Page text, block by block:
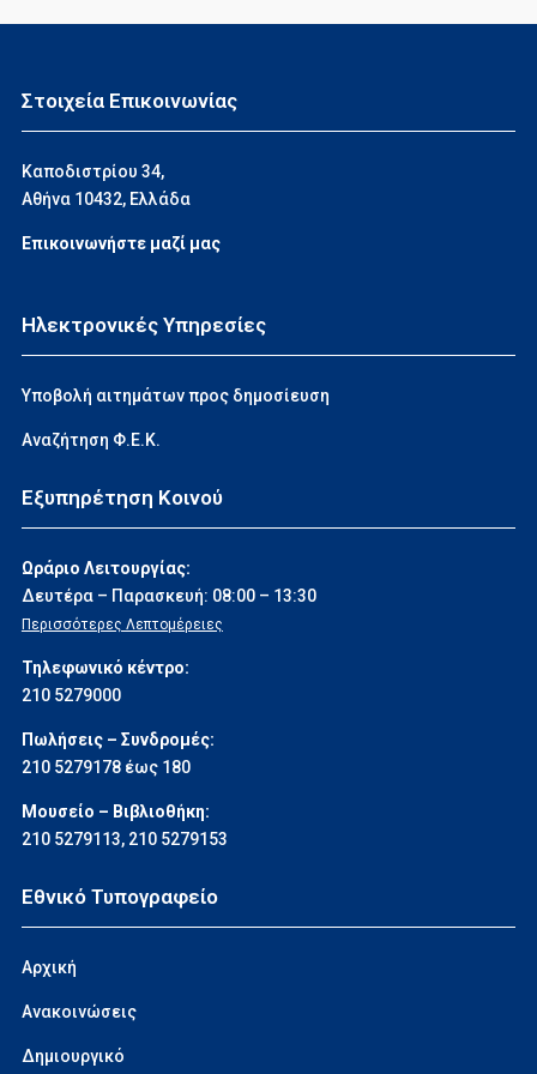
Στοιχεία Επικοινωνίας
Καποδιστρίου 34,
Αθήνα 10432, Ελλάδα
Επικοινωνήστε μαζί μας
Ηλεκτρονικές Υπηρεσίες
Υποβολή αιτημάτων προς δημοσίευση
Αναζήτηση Φ.Ε.Κ.
Εξυπηρέτηση Κοινού
Ωράριο Λειτουργίας:
Δευτέρα – Παρασκευή: 08:00 – 13:30
Περισσότερες Λεπτομέρειες
Τηλεφωνικό κέντρο:
210 5279000
Πωλήσεις – Συνδρομές:
210 5279178 έως 180
Μουσείο – Βιβλιοθήκη:
210 5279113, 210 5279153
Εθνικό Τυπογραφείο
Αρχική
Ανακοινώσεις
Δημιουργικό